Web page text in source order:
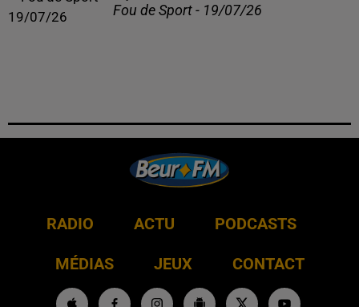
Fou de Sport - 19/07/26
RADIO ACTU PODCASTS
MÉDIAS JEUX CONTACT